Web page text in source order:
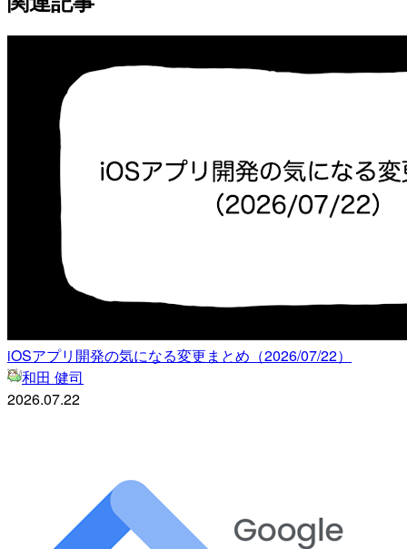
iOSアプリ開発の気になる変更まとめ（2026/07/22）
和田 健司
2026.07.22